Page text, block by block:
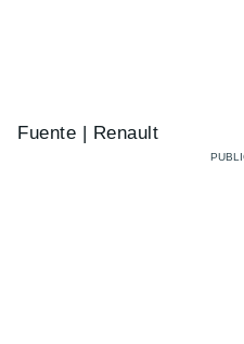
Fuente | Renault